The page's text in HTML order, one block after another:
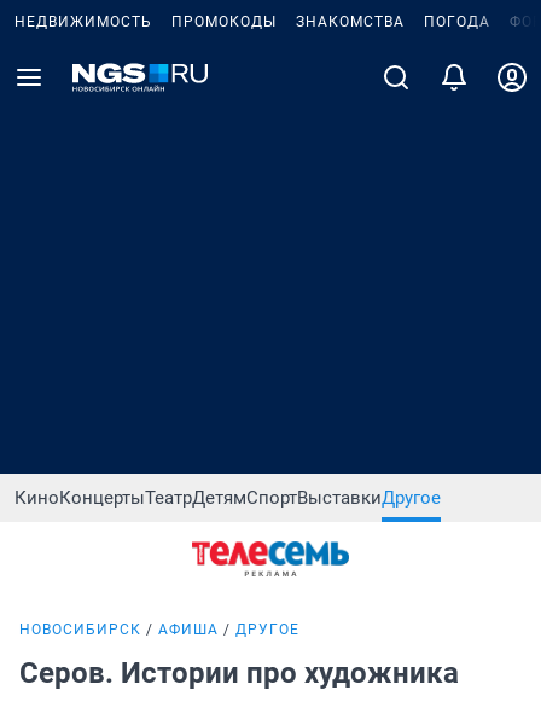
НЕДВИЖИМОСТЬ ПРОМОКОДЫ ЗНАКОМСТВА ПОГОДА
КиноКонцертыТеатрДетямСпортВыставкиДругое
НОВОСИБИРСК АФИША ДРУГОЕ
Серов. Истории про художника